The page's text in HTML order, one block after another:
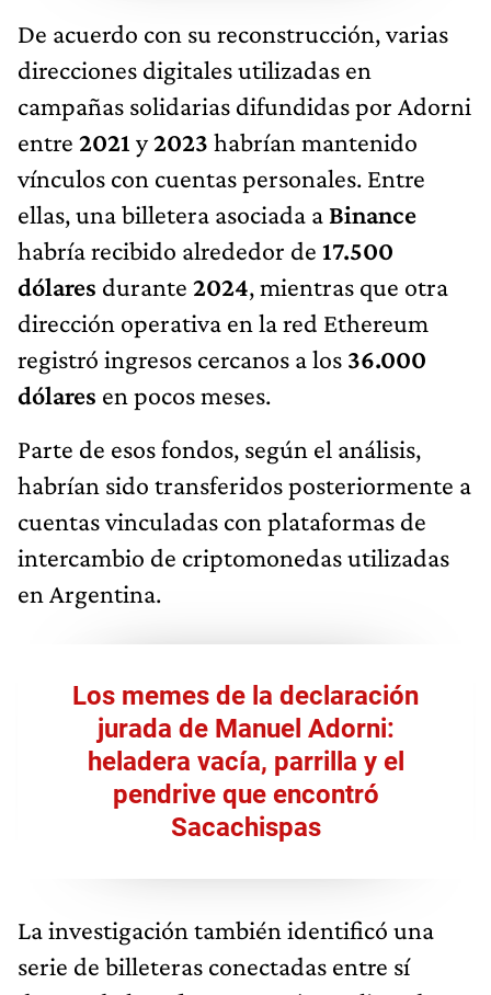
De acuerdo con su reconstrucción, varias
direcciones digitales utilizadas en
campañas solidarias difundidas por Adorni
entre 2021 y2023 habrían mantenido
vínculos con cuentas personales. Entre
ellas, una billetera asociada a Binance
habría recibido alrededor de 17.500
dólares durante 2024, mientras que otra
dirección operativa en la red Ethereum
registró ingresos cercanos a los 36.000
dólares en pocos meses.
Parte de esos fondos, según el análisis,
habrían sido transferidos posteriormente a
cuentas vinculadas con plataformas de
intercambio de criptomonedas utilizadas
en Argentina.
Los memes de la declaración
jurada de Manuel Adorni:
heladera vacía, parrilla y el
pendrive que encontró
Sacachispas
La investigación también identificó una
serie de billeteras conectadas entre sí